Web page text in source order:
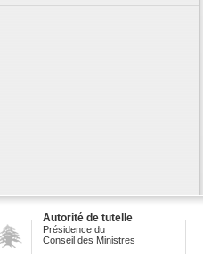
Autorité de tutelle
Présidence du
Conseil des Ministres